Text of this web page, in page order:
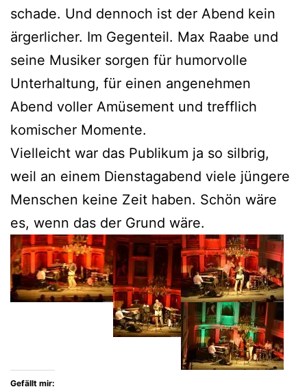
schade. Und dennoch ist der Abend kein
ärgerlicher. Im Gegenteil. Max Raabe und
seine Musiker sorgen für humorvolle
Unterhaltung, für einen angenehmen
Abend voller Amüsement und trefflich
komischer Momente.
Vielleicht war das Publikum ja so silbrig,
weil an einem Dienstagabend viele jüngere
Menschen keine Zeit haben. Schön wäre
es, wenn das der Grund wäre.
Gefällt mir: